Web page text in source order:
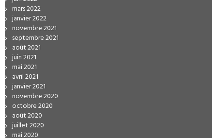
mars 2022
janvier 2022
novembre 2021
septembre 2021
août 2021
juin 2021
mai 2021
avril 2021
janvier 2021
novembre 2020
octobre 2020
août 2020
juillet 2020
mai 2020